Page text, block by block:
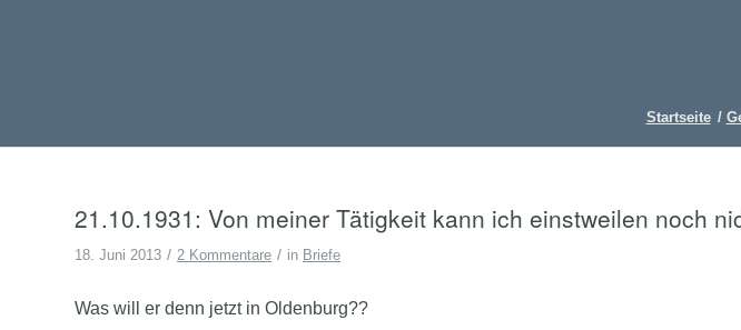
Startseite /
21.10.1931: Von meiner Tätigkeit kann ich einstweilen noch
18. Juni 2013 / 2 Kommentare / in Briefe
Was will er denn jetzt in Oldenburg??